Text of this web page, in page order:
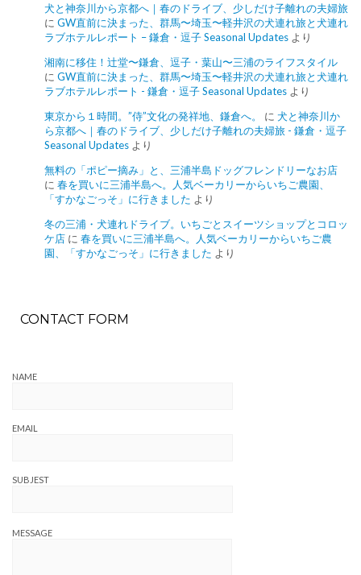
犬と神奈川から京都へ｜春のドライブ、少しだけ子離れの夫婦旅
に GW直前に決まった、群馬〜埼玉〜軽井沢の犬連れ旅と犬連れ
ラブホテルレポート – 鎌倉・逗子 Seasonal Updates より
湘南に移住！辻堂〜鎌倉、逗子・葉山〜三浦のライフスタイル
に GW直前に決まった、群馬〜埼玉〜軽井沢の犬連れ旅と犬連れ
ラブホテルレポート - 鎌倉・逗子 Seasonal Updates より
東京から１時間。”侍”文化の発祥地、鎌倉へ。
に 犬と神奈川か
ら京都へ｜春のドライブ、少しだけ子離れの夫婦旅 - 鎌倉・逗子
Seasonal Updates より
無料の「ポピー摘み」と、三浦半島ドッグフレンドリーなお店
に 春を買いに三浦半島へ。人気ベーカリーからいちご農園、
「すかなごっそ」に行きました より
冬の三浦・犬連れドライブ。いちごとスイーツショップとコロッ
ケ店 に 春を買いに三浦半島へ。人気ベーカリーからいちご農
園、「すかなごっそ」に行きました より
CONTACT FORM
NAME
EMAIL
SUBJEST
MESSAGE